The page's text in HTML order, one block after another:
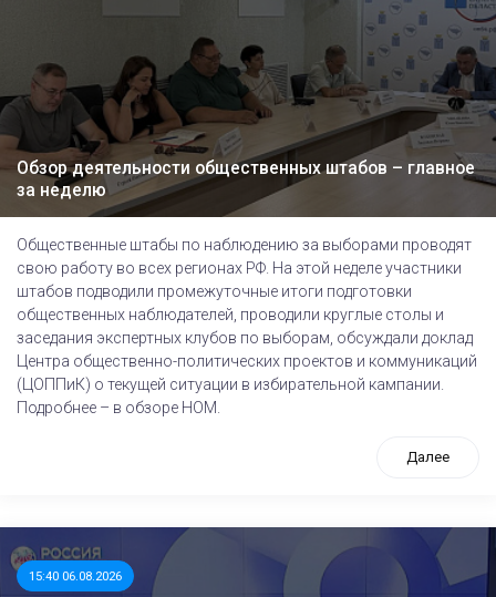
Обзор деятельности общественных штабов – главное
за неделю
Общественные штабы по наблюдению за выборами проводят
свою работу во всех регионах РФ. На этой неделе участники
штабов подводили промежуточные итоги подготовки
общественных наблюдателей, проводили круглые столы и
заседания экспертных клубов по выборам, обсуждали доклад
Центра общественно-политических проектов и коммуникаций
(ЦОППиК) о текущей ситуации в избирательной кампании.
Подробнее – в обзоре НОМ.
Далее
15:40 06.08.2026